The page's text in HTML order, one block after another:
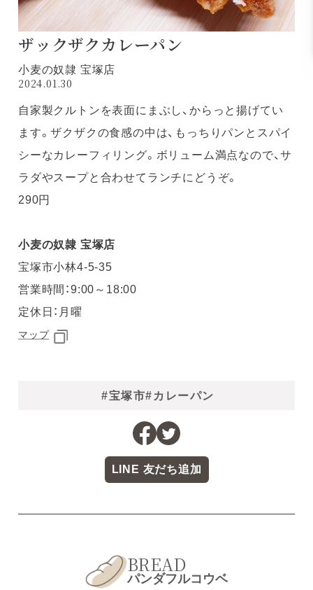
ザックザクカレーパン
小麦の奴隷 宝塚店
2024.01.30
自家製クルトンを表面にまぶし、からっと揚げてい
ます。ザクザクの食感の中は、もっちりパンとスパイ
シーなカレーフィリング。ボリューム満点なので、サ
ラダやスープと合わせてランチにどうぞ。
290円
小麦の奴隷 宝塚店
宝塚市小林4-5-35
営業時間：9:00～18:00
定休日：月曜
マップ
#宝塚市#カレーパン
LINE 友だち追加
BREAD
パンダフルコウベ